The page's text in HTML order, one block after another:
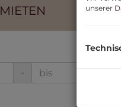
MIETEN
-
unserer